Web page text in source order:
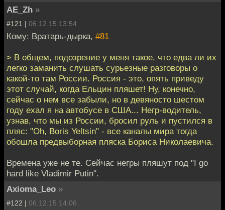
AE_Zh »
#121 | 06.12.15 13:54
Кому: Вратарь-дырка, #81
> В общем, подозрение у меня такое, что едва ли их
легко заманить слушать сурьезные разговоры о
какой-то там России. Россия - это, опять приведу
этот случай, когда Ельцин пляшет! Ну, конечно,
сейчас о нем все забыли, но в девяносто шестом
году ехал я на автобусе в США... Негр-водитель,
узнав, что мы из России, бросил руль и пустился в
пляс: "Oh, Boris Yeltsin" - все каналы мира тогда
обошла предвыборная пляска Бориса Николаевича.
Времена уже не те. Сейчас негры пляшут под "I go
hard like Vladimir Putin".
Axioma_Leo »
#122 | 06.12.15 14:06